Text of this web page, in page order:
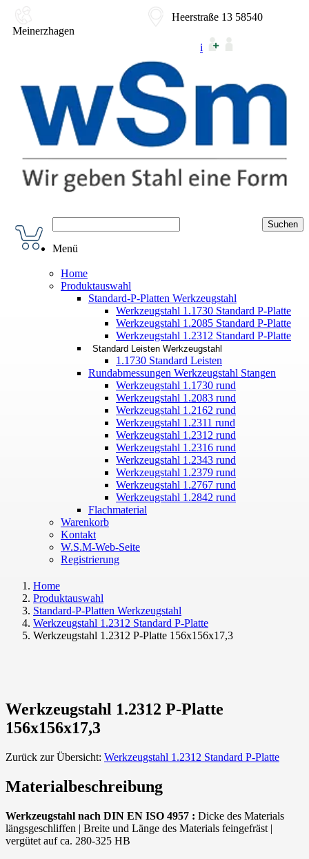
Heerstraße 13 58540
Meinerzhagen
i
Menü
Home
Produktauswahl
Standard-P-Platten Werkzeugstahl
Werkzeugstahl 1.1730 Standard P-Platte
Werkzeugstahl 1.2085 Standard P-Platte
Werkzeugstahl 1.2312 Standard P-Platte
Standard Leisten Werkzeugstahl
1.1730 Standard Leisten
Rundabmessungen Werkzeugstahl Stangen
Werkzeugstahl 1.1730 rund
Werkzeugstahl 1.2083 rund
Werkzeugstahl 1.2162 rund
Werkzeugstahl 1.2311 rund
Werkzeugstahl 1.2312 rund
Werkzeugstahl 1.2316 rund
Werkzeugstahl 1.2343 rund
Werkzeugstahl 1.2379 rund
Werkzeugstahl 1.2767 rund
Werkzeugstahl 1.2842 rund
Flachmaterial
Warenkorb
Kontakt
W.S.M-Web-Seite
Registrierung
Home
Produktauswahl
Standard-P-Platten Werkzeugstahl
Werkzeugstahl 1.2312 Standard P-Platte
Werkzeugstahl 1.2312 P-Platte 156x156x17,3
Werkzeugstahl 1.2312 P-Platte
156x156x17,3
Zurück zur Übersicht: Werkzeugstahl 1.2312 Standard P-Platte
Materialbeschreibung
Werkzeugstahl nach DIN EN ISO 4957 : Dicke des Materials
längsgeschliffen | Breite und Länge des Materials feingefräst |
vergütet auf ca. 280-325 HB